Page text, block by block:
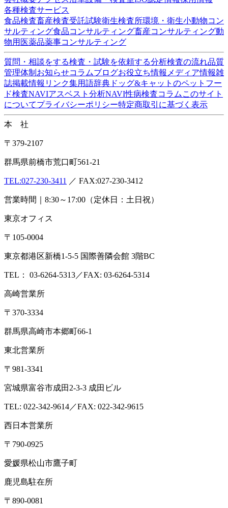
会社概要アクセス沿革設備・検査室ISO認定情報採用情報
各種検査サービス
食品検査畜産検査受託試験衛生検査所環境・衛生小動物コン
サルティング食品コンサルティング畜産コンサルティング動
物用医薬品薬事コンサルティング
質問・相談をする検査・試験を依頼する分析検査の流れ品質
管理体制お知らせコラムブログお役立ち情報メディア情報雑
誌掲載情報リンク集用語辞典ドッグ&キャットのペットフー
ド検査NAVIアスベスト分析NAVI性病検査コラムこのサイト
についてプライバシーポリシー特定商取引に基づく表示
本 社
〒379-2107
群馬県前橋市荒口町561-21
TEL:027-230-3411 ／ FAX:027-230-3412
営業時間｜8:30～17:00（定休日：土日祝）
東京オフィス
〒105-0004
東京都港区新橋1-5-5 国際善隣会館 3階BC
TEL： 03-6264-5313／FAX: 03-6264-5314
高崎営業所
〒370-3334
群馬県高崎市本郷町66-1
東北営業所
〒981-3341
宮城県富谷市成田2-3-3 成田ビル
TEL: 022-342-9614／FAX: 022-342-9615
西日本営業所
〒790-0925
愛媛県松山市鷹子町
鹿児島駐在所
〒890-0081